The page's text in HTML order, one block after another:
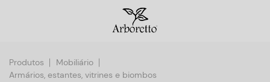
Produtos
Mobiliário
Armários, estantes, vitrines e biombos